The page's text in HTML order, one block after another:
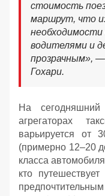
стоимость
маршрут, что
водителями и
прозрачным»,
Гохари.
На
агрегаторах
варьируется от
(примерно 12–20
класса
кто